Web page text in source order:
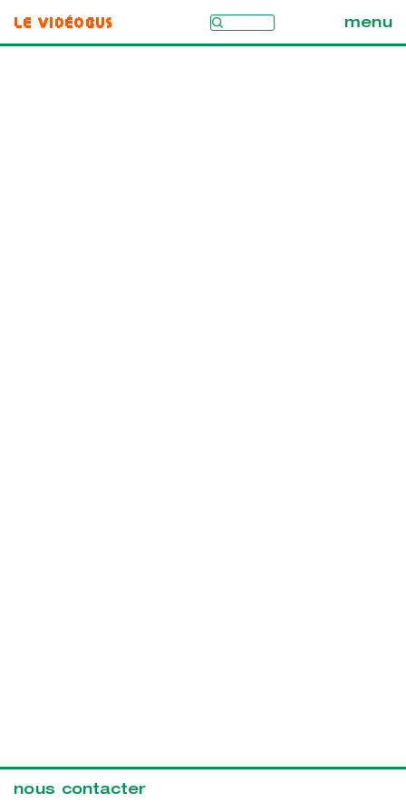
Le Vidéobus menu
nous contacter